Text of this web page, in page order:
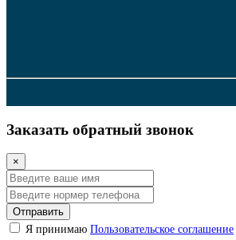
Заказать обратный звонок
×
Отправить
Я принимаю Пользовательское соглашение